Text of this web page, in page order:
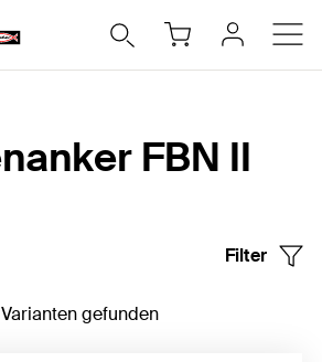
FBN II
Filter
gefunden